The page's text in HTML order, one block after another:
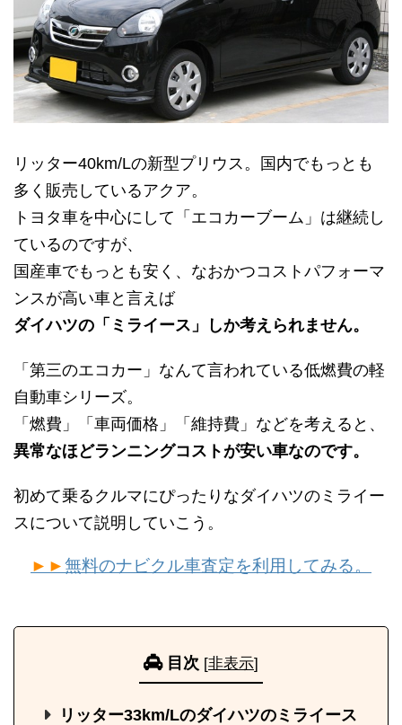
リッター40km/Lの新型プリウス。国内でもっとも
多く販売しているアクア。
トヨタ車を中心にして「エコカーブーム」は継続し
ているのですが、
国産車でもっとも安く、なおかつコストパフォーマ
ンスが高い車と言えば
ダイハツの「ミライース」しか考えられません。
「第三のエコカー」なんて言われている低燃費の軽
自動車シリーズ。
「燃費」「車両価格」「維持費」などを考えると、
異常なほどランニングコストが安い車なのです。
初めて乗るクルマにぴったりなダイハツのミライー
スについて説明していこう。
►►無料のナビクル車査定を利用してみる。
目次 [非表示]
リッター33km/Lのダイハツのミライース